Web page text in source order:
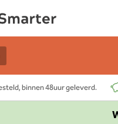
binnen 48uur geleverd.